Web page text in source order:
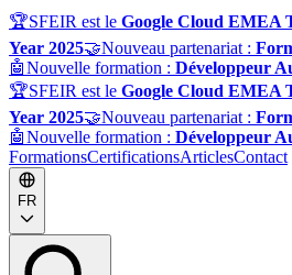
🏆SFEIR est le Google Cloud EMEA
Year 2025🤝Nouveau partenariat :
🤖Nouvelle formation : Développeur
🏆SFEIR est le Google Cloud EMEA
Year 2025🤝Nouveau partenariat :
🤖Nouvelle formation : Développeur
FormationsCertificationsArticlesContact
FR